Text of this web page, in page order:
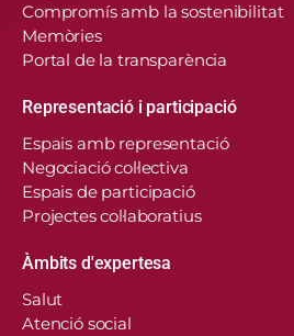
Compromís amb la sostenibilitat
Memòries
Portal de la transparència
Representació i participació
Espais amb representació
Negociació col·lectiva
Espais de participació
Projectes col·laboratius
Àmbits d'expertesa
Salut
Atenció social